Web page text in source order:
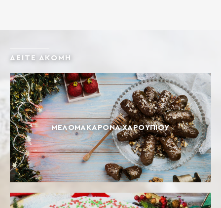
ΔΕΙΤΕ ΑΚΟΜΗ
ΜΕΛΟΜΑΚΆΡΟΝΑ ΧΑΡΟΥΠΙΟΎ